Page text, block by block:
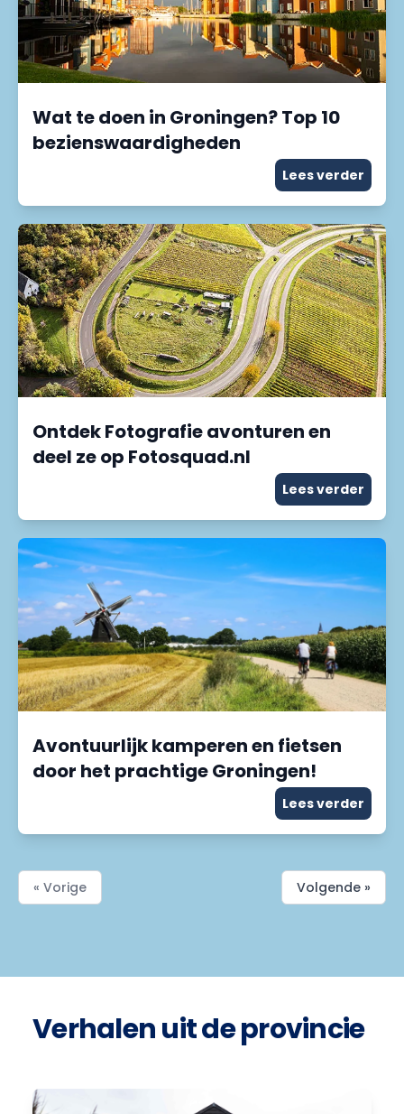
Wat te doen in Groningen? Top 10
bezienswaardigheden
Lees verder
Ontdek Fotografie avonturen en
deel ze op Fotosquad.nl
Lees verder
Avontuurlijk kamperen en fietsen
door het prachtige Groningen!
Lees verder
« Vorige Volgende »
Verhalen uit de provincie